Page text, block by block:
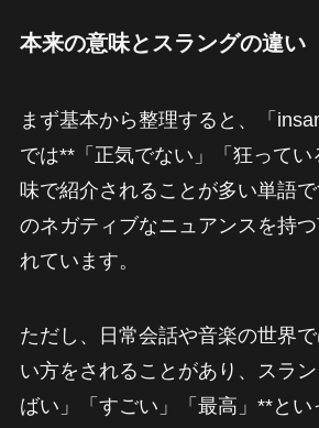
本来の意味とスラングの違い
まず基本から整理すると、「
では**「正気でない」「狂って
味で紹介されることが多い単語
のネガティブなニュアンスを持
れています。
ただし、日常会話や音楽の世界
い方をされることがあり、スラ
ばい」「すごい」「最高」**と